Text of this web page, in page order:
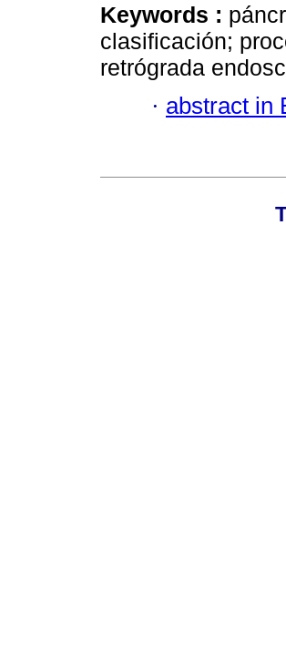
Keywords :
clasificación;
retrógrada
· abstract in